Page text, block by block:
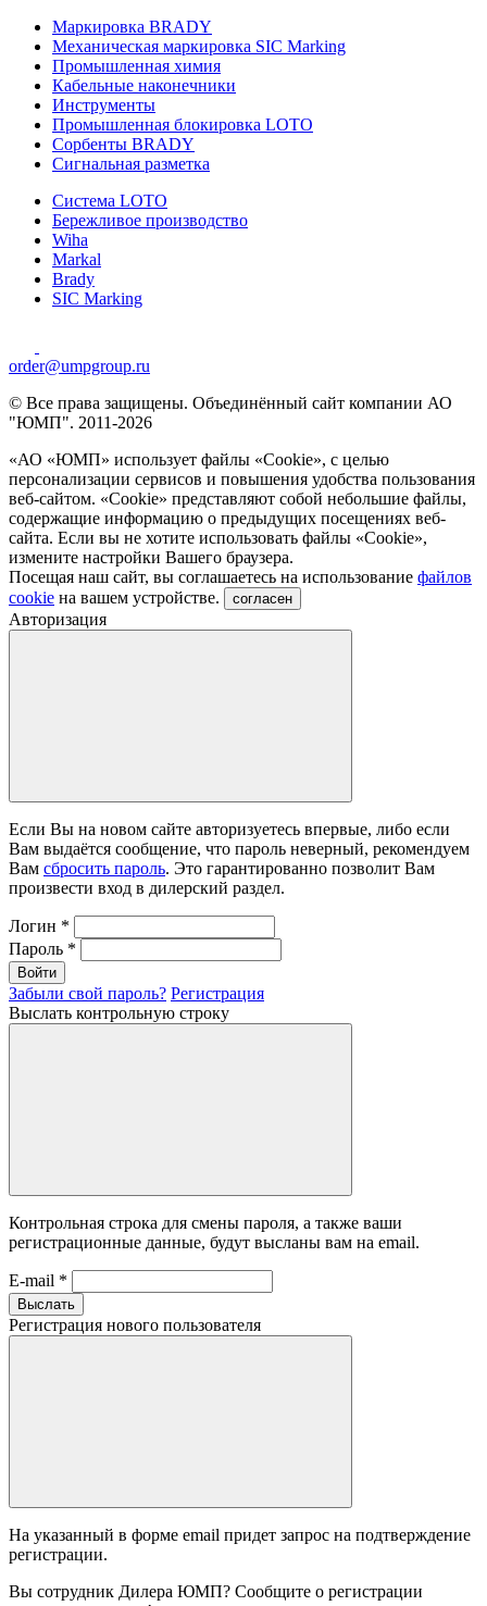
Маркировка BRADY
Механическая маркировка SIC Marking
Промышленная химия
Кабельные наконечники
Инструменты
Промышленная блокировка LOTO
Сорбенты BRADY
Сигнальная разметка
Система LOTO
Бережливое производство
Wiha
Markal
Brady
SIC Marking
order@umpgroup.ru
© Все права защищены. Объединённый сайт компании АО
"ЮМП". 2011-2026
«АО «ЮМП» использует файлы «Сookie», с целью
персонализации сервисов и повышения удобства пользования
веб-сайтом. «Cookie» представляют собой небольшие файлы,
содержащие информацию о предыдущих посещениях веб-
сайта. Если вы не хотите использовать файлы «Сookie»,
измените настройки Вашего браузера.
Посещая наш сайт, вы соглашаетесь на использование файлов
cookie на вашем устройстве. согласен
Авторизация
Если Вы на новом сайте авторизуетесь впервые, либо если
Вам выдаётся сообщение, что пароль неверный, рекомендуем
Вам сбросить пароль. Это гарантированно позволит Вам
произвести вход в дилерский раздел.
Логин *
Пароль *
Войти
Забыли свой пароль? Регистрация
Выслать контрольную строку
Контрольная строка для смены пароля, а также ваши
регистрационные данные, будут высланы вам на email.
E-mail *
Выслать
Регистрация нового пользователя
На указанный в форме email придет запрос на подтверждение
регистрации.
Вы сотрудник Дилера ЮМП? Сообщите о регистрации